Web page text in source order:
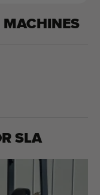
MACHINES
SLA